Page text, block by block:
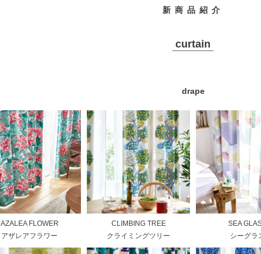
新商品紹介
curtain
drape
AZALEA FLOWER
アザレアフラワー
CLIMBING TREE
クライミングツリー
SEA
シーグラ